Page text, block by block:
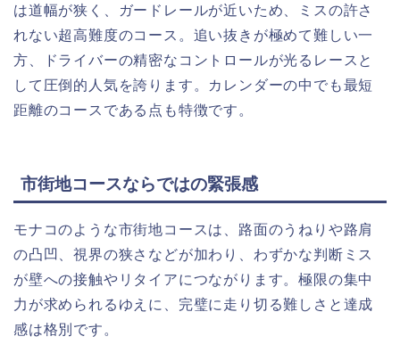
は道幅が狭く、ガードレールが近いため、ミスの許さ
れない超高難度のコース。追い抜きが極めて難しい一
方、ドライバーの精密なコントロールが光るレースと
して圧倒的人気を誇ります。カレンダーの中でも最短
距離のコースである点も特徴です。
市街地コースならではの緊張感
モナコのような市街地コースは、路面のうねりや路肩
の凸凹、視界の狭さなどが加わり、わずかな判断ミス
が壁への接触やリタイアにつながります。極限の集中
力が求められるゆえに、完璧に走り切る難しさと達成
感は格別です。